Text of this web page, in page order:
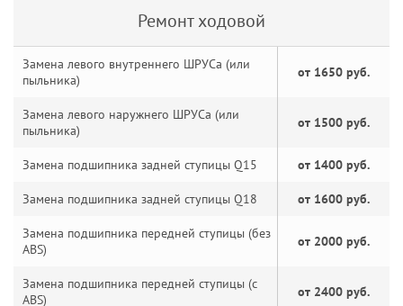
Ремонт ходовой
Замена левого внутреннего ШРУСа (или
пыльника)
от 1650 руб.
Замена левого наружнего ШРУСа (или
пыльника)
от 1500 руб.
Замена подшипника задней ступицы Q15 от 1400 руб.
Замена подшипника задней ступицы Q18 от 1600 руб.
Замена подшипника передней ступицы (без
ABS)
от 2000 руб.
Замена подшипника передней ступицы (с
ABS)
от 2400 руб.